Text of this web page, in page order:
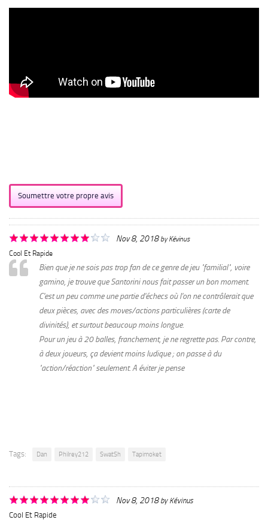
Soumettre votre propre avis
Nov 8, 2018byKévinus
Cool Et Rapide
Bien que je ne sois pas trop fan de ce genre de jeu "familial", voire
gamino, je trouve que Santorini nous fait passer un bon moment.
C'est un peu comme une partie d'échecs où l'on ne contrôlerait que
deux pièces, avec des moves/actions particulières (carte de
divinités), et surtout beaucoup moins longue.
Pour un jeu à 20 balles, franchement, je ne regrette pas. Par contre,
à deux joueurs, ça devient moins ludique ; on passe à du
"action/réaction" seulement. A éviter je pense
Tags: Dan Philrey212 SwatSh Tapimoket
Nov 8, 2018by Kévinus
Cool Et Rapide